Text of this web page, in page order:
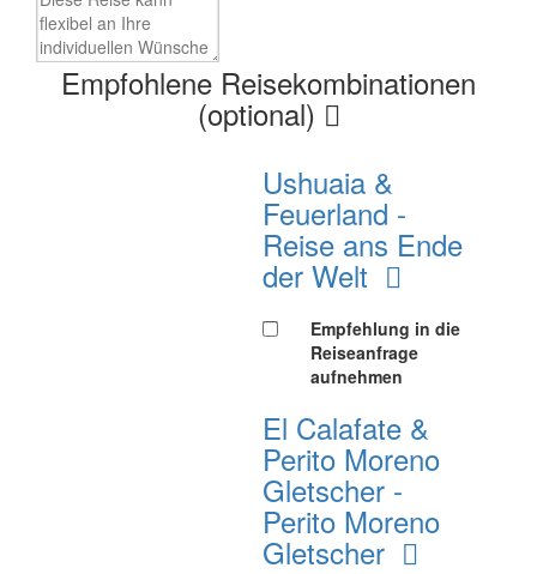
Empfohlene Reisekombinationen
(optional)
Ushuaia &
Feuerland -
Reise ans Ende
der Welt
Empfehlung in die
Reiseanfrage
aufnehmen
El Calafate &
Perito Moreno
Gletscher -
Perito Moreno
Gletscher